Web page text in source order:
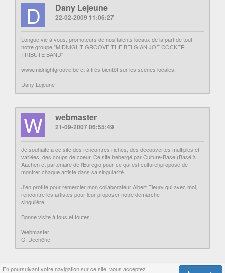
En poursuivant votre navigation sur ce site, vous acceptez
D Dany Lejeune
22-02-2009 11:06:27
Longue vie à vous, promoteurs de nos talents locaux de la part de tout
notre groupe "MIDNIGHT GROOVE THE BELGIAN JOE COCKER
TRIBUTE BAND"
www.midnightgroove.be et à très bientôt sur les scènes locales.
Dany Lejeune
W webmaster
21-09-2007 06:55:49
Je souhaite à ce site des rencontres riches, des découvertes multiples et
variées, des coups de coeur. Ce site hebergé par Culture-Base (Basé à
Aachen et partenaire de l'Eurégio pour ce qui est culturel)propose de
montrer chaque artiste dans sa singularité.
J'en profite pour remercier mon collaborateur Albert Fleury qui avec moi,
rencontre les artistes pour leur proposer notre démarche
singulière.
Bonne visite à tous et toutes.
Webmaster
C. Dechêne